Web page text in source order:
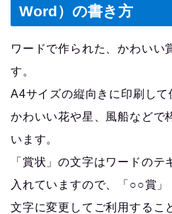
Word）の書き方
ワードで作られた、かわいい
す。
A4サイズの縦向きに印刷して
かわいい花や星、風船などで
います。
「賞状」の文字はワードのテ
入れていますので、「○○賞
文字に変更してご利用するこ